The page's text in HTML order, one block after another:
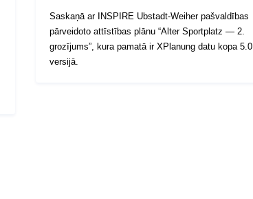
Saskaņā ar INSPIRE Ubstadt-Weiher pašvaldības
pārveidoto attīstības plānu “Alter Sportplatz — 2.
grozījums”, kura pamatā ir XPlanung datu kopa 5.0.
versijā.